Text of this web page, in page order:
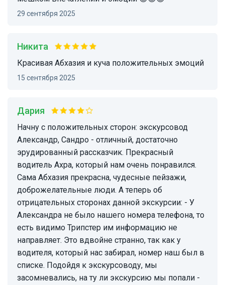
29 сентября 2025
Никита
Красивая Абхазия и куча положительных эмоций
15 сентября 2025
Дария
Начну с положительных сторон: экскурсовод
Александр, Сандро - отличный, достаточно
эрудированный рассказчик. Прекрасный
водитель Ахра, который нам очень понравился.
Сама Абхазия прекрасна, чудесные пейзажи,
доброжелательные люди. А теперь об
отрицательных сторонах данной экскурсии: - У
Александра не было нашего номера телефона, то
есть видимо Трипстер им информацию не
направляет. Это вдвойне странно, так как у
водителя, который нас забирал, номер наш был в
списке. Подойдя к экскурсоводу, мы
засомневались, на ту ли экскурсию мы попали -